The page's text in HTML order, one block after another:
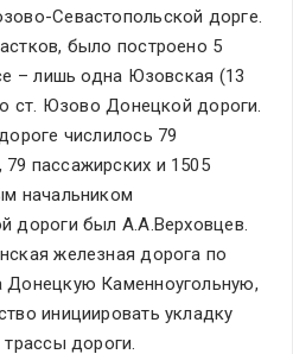
Севастопольской дорге.
было построено 5
– лишь одна Юзовская (13
ст. Юзово Донецкой дороги.
числилось 79
пассажирских и 1505
начальником
дороги был А.А.Верховцев.
железная дорога по
Донецкую Каменноугольную,
инициировать укладку
дороги.